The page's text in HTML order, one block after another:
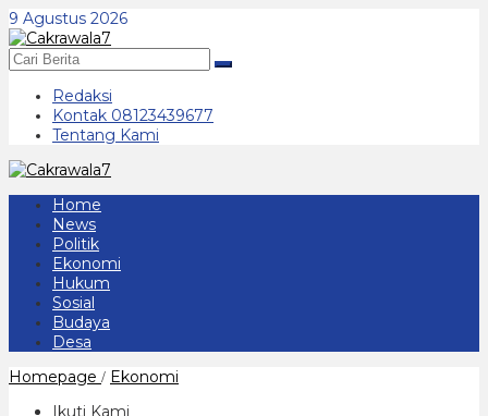
Lewati
ke
konten
9 Agustus 2026
Redaksi
Kontak 08123439677
Tentang Kami
Home
News
Politik
Ekonomi
Hukum
Sosial
Budaya
Desa
Homepage / Ekonomi
Ikuti Kami